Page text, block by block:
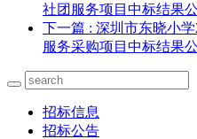
社团服务项目中标结果
下一篇 : 深圳市东晓小
服务采购项目中标结果
招标信息
招标公告